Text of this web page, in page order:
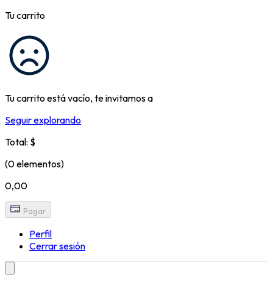
Tu carrito
Tu carrito está vacío, te invitamos a
Seguir explorando
Total: $
(0 elementos)
0,00
Pagar
Perfil
Cerrar sesión